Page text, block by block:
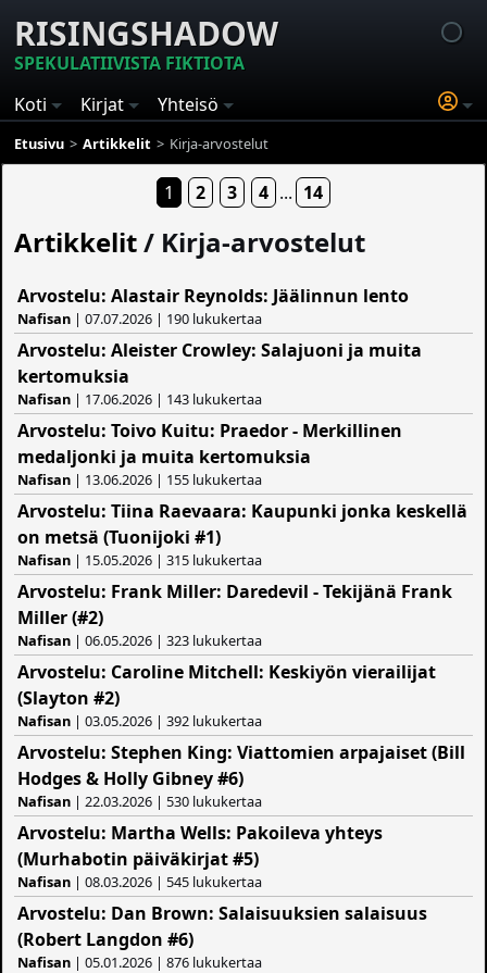
RISINGSHADOW
SPEKULATIIVISTA FIKTIOTA
Koti
Kirjat Yhteisö
Etusivu Artikkelit Kirja-arvostelut
1 2 3 4 ... 14
Artikkelit/ Kirja-arvostelut
Arvostelu: Alastair Reynolds: Jäälinnun lento
Nafisan | 07.07.2026 | 190 lukukertaa
Arvostelu: Aleister Crowley: Salajuoni ja muita
kertomuksia
Nafisan | 17.06.2026 | 143 lukukertaa
Arvostelu: Toivo Kuitu: Praedor - Merkillinen
medaljonki ja muita kertomuksia
Nafisan | 13.06.2026 | 155 lukukertaa
Arvostelu: Tiina Raevaara: Kaupunki jonka keskellä
on metsä (Tuonijoki #1)
Nafisan | 15.05.2026 | 315 lukukertaa
Arvostelu: Frank Miller: Daredevil - Tekijänä Frank
Miller (#2)
Nafisan | 06.05.2026 | 323 lukukertaa
Arvostelu: Caroline Mitchell: Keskiyön vierailijat
(Slayton #2)
Nafisan | 03.05.2026 | 392 lukukertaa
Arvostelu: Stephen King: Viattomien arpajaiset (Bill
Hodges & Holly Gibney #6)
Nafisan | 22.03.2026 | 530 lukukertaa
Arvostelu: Martha Wells: Pakoileva yhteys
(Murhabotin päiväkirjat #5)
Nafisan | 08.03.2026 | 545 lukukertaa
Arvostelu: Dan Brown: Salaisuuksien salaisuus
(Robert Langdon #6)
Nafisan | 05.01.2026 | 876 lukukertaa